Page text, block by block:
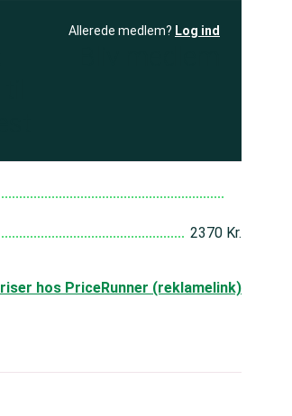
Allerede medlem? Log ind
2370 Kr.
hos PriceRunner (reklamelink)